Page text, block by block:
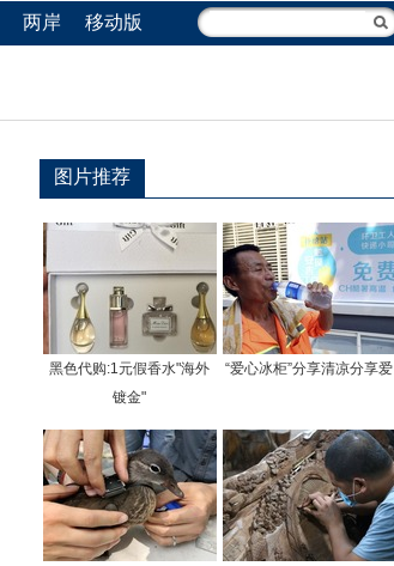
两岸 移动版
图片推荐
黑色代购:1元假香水"海外
镀金"
“爱心冰柜”分享清凉分享爱